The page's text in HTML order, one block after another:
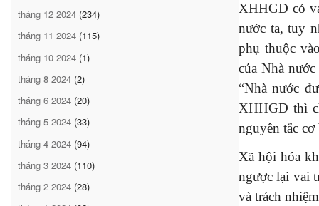
tháng 12 2024 (234)
tháng 11 2024 (115)
tháng 10 2024 (1)
tháng 8 2024 (2)
tháng 6 2024 (20)
tháng 5 2024 (33)
tháng 4 2024 (94)
tháng 3 2024 (110)
tháng 2 2024 (28)
XHHGD có
nước ta, tuy
phụ thuộc
của Nhà
“Nhà nước
XHHGD thì
nguyên tắc
Xã hội hóa
ngược lại vai
và trách